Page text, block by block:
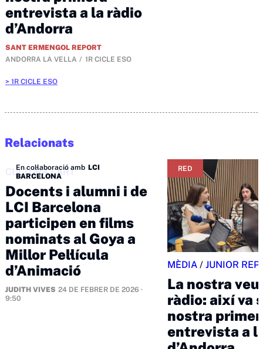
entrevista a la ràdio
d’Andorra
SANT ERMENGOL REPORT
ANDORRA LA VELLA
1R CICLE ESO
1R CICLE ESO
Relacionats
En col·laboració amb LCI
BARCELONA
CULTURA/ART
Docents i alumni i de
LCI Barcelona
participen en films
nominats al Goya a
Millor Pel·lícula
d’Animació
JUDITH VIVES 24 DE FEBRER DE 2026 ·
9:50
RED
MÈDIA/ JUNIOR
La nostra veu
ràdio: així va
nostra
entrevista a